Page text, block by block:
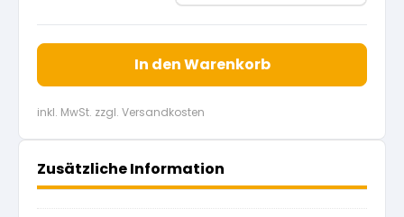
In den Warenkorb
inkl. MwSt. zzgl. Versandkosten
Zusätzliche Information